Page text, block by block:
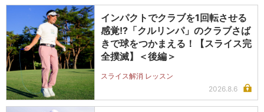
インパクトでクラブを1回転させる
感覚!?「クルリンパ」のクラブさば
きで球をつかまえる！【スライス完
全撲滅】＜後編＞
スライス解消 レッスン
2026.8.6